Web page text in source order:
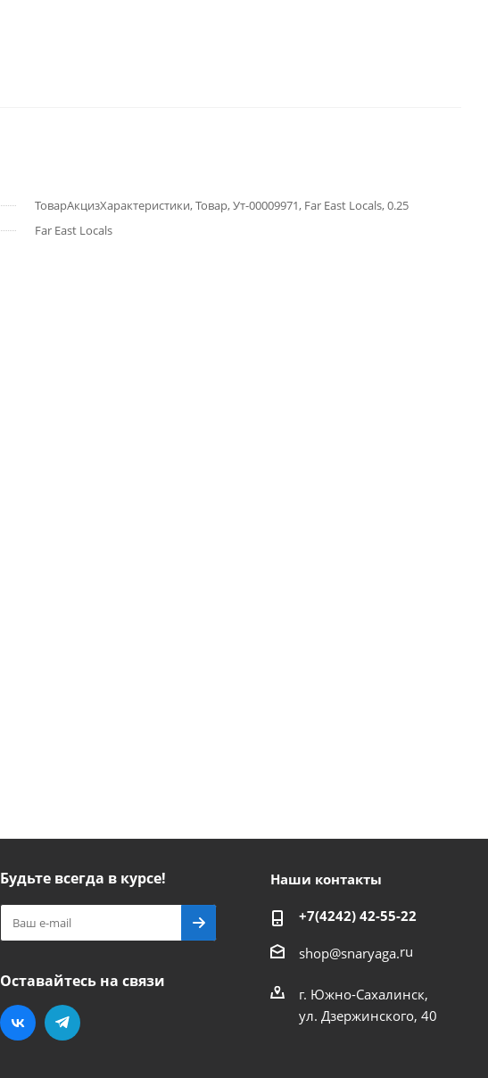
ТоварАкцизХарактеристики, Товар, Ут-00009971, Far East Locals, 0.25
Far East Locals
Будьте всегда в курсе!
Оставайтесь на связи
Наши контакты
+7(4242) 42-55-22
shop@snaryaga.ru
г. Южно-Сахалинск,
ул. Дзержинского, 40